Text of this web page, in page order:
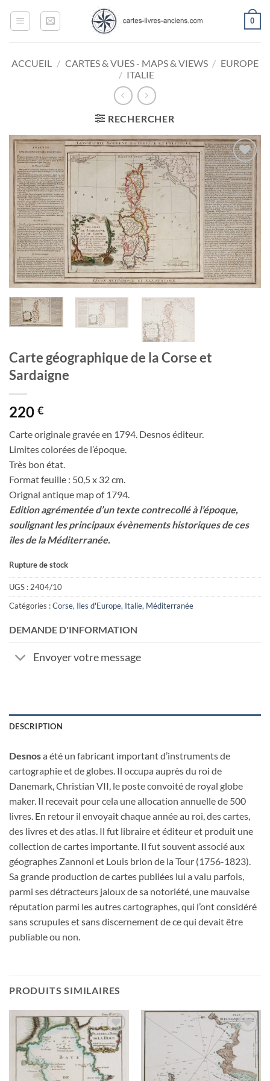
0
ACCUEIL / CARTES & VUES - MAPS & VIEWS / EUROPE
/ ITALIE
RECHERCHER
Ajouter
à la
wishlist
Carte géographique de la Corse et
Sardaigne
220 €
Carte originale gravée en 1794. Desnos éditeur.
Limites colorées de l’époque.
Très bon état.
Format feuille : 50,5 x 32 cm.
Orignal antique map of 1794.
Edition agrémentée d’un texte contrecollé à l’époque,
soulignant les principaux évènements historiques de ces
îles de la Méditerranée.
Rupture de stock
UGS : 2404/10
Catégories :Corse, Iles d'Europe, Italie, Méditerranée
DEMANDE D'INFORMATION
Envoyer votre message
DESCRIPTION
Desnosa été un fabricant important d’instruments de
cartographie et de globes. Il occupa auprès du roi de
Danemark, Christian VII, le poste convoité de royal globe
maker. Il recevait pour cela une allocation annuelle de 500
livres. En retour il envoyait chaque année au roi, des cartes,
des livres et des atlas. Il fut libraire et éditeur et produit une
collection de cartes importante. Il fut souvent associé aux
géographes Zannoni et Louis brion de la Tour (1756-1823).
Sa grande production de cartes publiées lui a valu parfois,
parmi ses détracteurs jaloux de sa notoriété, une mauvaise
réputation parmi les autres cartographes, qui l’ont considéré
sans scrupules et sans discernement de ce qui devait être
publiable ou non.
PRODUITS SIMILAIRES
Ajouter
à la
Ajouter
wishlist